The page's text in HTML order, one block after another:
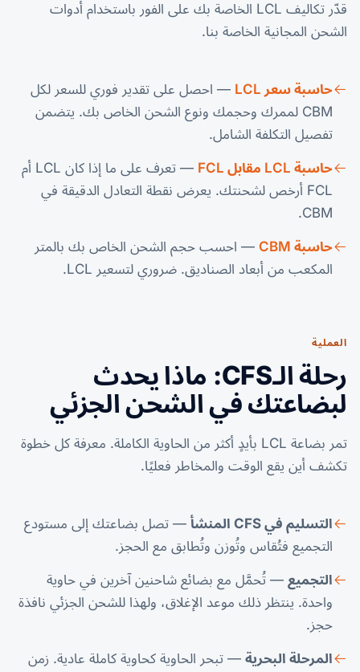
قدّر تكاليف LCL الخاصة بك على الفور باستخدام أدوات
الشحن المجانية الخاصة بنا.
حاسبة سعر LCL
— احصل على تقدير فوري للسعر لكل
CBM لممرك وحجمك ونوع الشحن الخاص بك. يتضمن
تفصيل التكلفة الشامل.
حاسبة LCL مقابل FCL
— تعرف على ما إذا كان LCL أم
FCL أرخص لشحنتك. يعرض نقطة التعادل الدقيقة في
CBM.
حاسبة CBM
— احسب حجم الشحن الخاص بك بالمتر
المكعب من أبعاد الصناديق. ضروري لتسعير LCL.
العملية
رحلة الـCFS: ماذا يحدث
لبضاعتك في الشحن الجزئي
تمر بضاعة LCL بأيدٍ أكثر من الحاوية الكاملة. معرفة كل خطوة
تكشف أين يقع الوقت والمخاطر فعليًا.
التسليم في CFS المنشأ
— تصل بضاعتك إلى مستودع
التجميع فتُقاس وتُوزن وتُطابق مع الحجز.
التجميع — تُحمَّل مع بضائع شاحنين آخرين في حاوية
واحدة. ينتظر ذلك موعد الإغلاق، ولهذا للشحن الجزئي نافذة
حجز.
المرحلة البحرية — تبحر الحاوية كحاوية كاملة عادية. زمن